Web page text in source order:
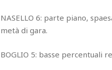
NASELLO 6: parte piano,
metà di gara.
BOGLIO 5: basse percentuali